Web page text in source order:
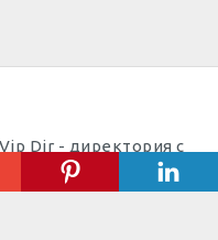
Dir - директория с